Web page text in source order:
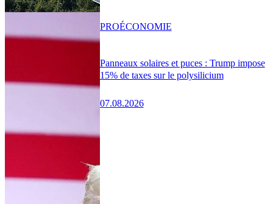
Panneaux solaires et puces : Trump impose
15% de taxes sur le polysilicium
07.08.2026
PROÉCONOMIE